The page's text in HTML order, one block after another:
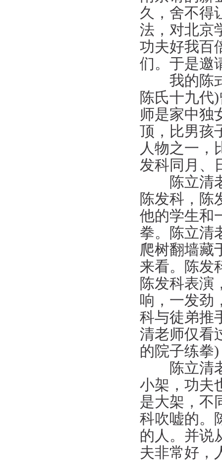
久，舍不得
法，对北京
功夫好我百
们。于是邀
我的陈式
陈氏十九代
师是家中独
顶，比男孩
人物之一，
发科同月、
陈立清老
陈发科，陈
他的学生和
拳。陈立清
爬树翻墙藏
来看。陈发
陈发科表演
响，一发劲
科与徒弟推
清老师仅看
的院子练拳
陈立清老
小架，功夫
是大架，不
科吹嘘的。
的人。并说
夫非常好，